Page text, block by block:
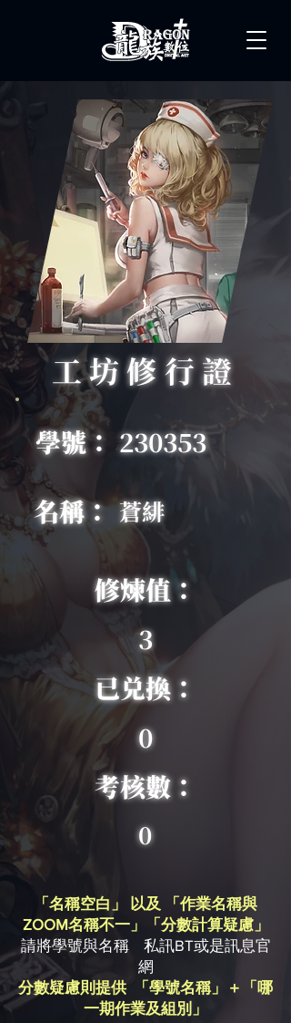
學號： 230353
名稱： 蒼緋
修煉值：
3
已兑換：
0
考核數：
0
工坊修行證
「名稱空白」 以及 「作業名稱與
ZOOM名稱不一」「分數計算疑慮」
請將學號與名稱 私訊BT或是訊息官
網
分數疑慮則提供 「學號名稱」＋「哪
一期作業及組別」